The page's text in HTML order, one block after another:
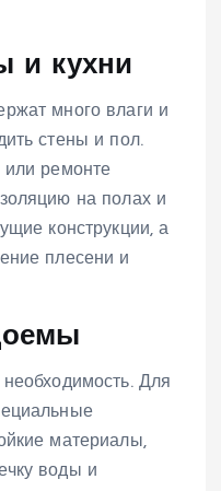
и кухни
много влаги и
стены и пол.
или ремонте
на полах и
конструкции, а
плесени и
Для
материалы,
воды и